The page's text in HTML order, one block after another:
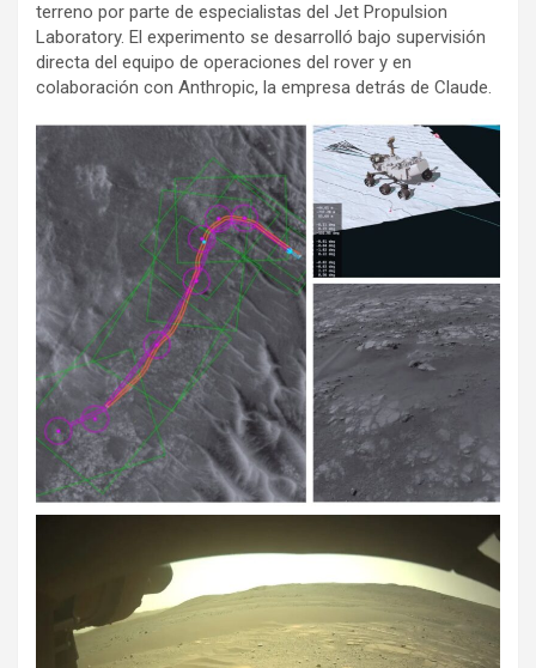
terreno por parte de especialistas del Jet Propulsion
Laboratory. El experimento se desarrolló bajo supervisión
directa del equipo de operaciones del rover y en
colaboración con Anthropic, la empresa detrás de Claude.